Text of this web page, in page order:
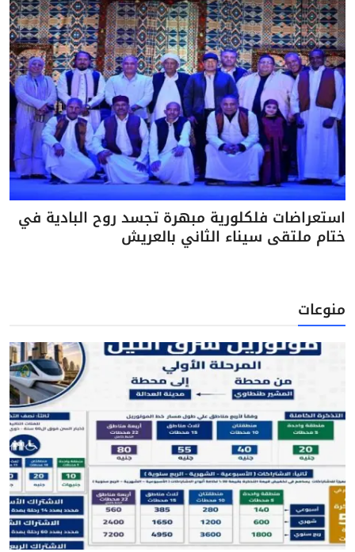
استعراضات فلكلورية مبهرة تجسد روح البادية في
ختام ملتقى سيناء الثاني بالعريش
منوعات